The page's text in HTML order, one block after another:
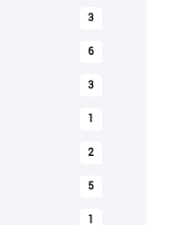
3
6
3
1
2
5
1